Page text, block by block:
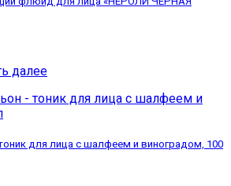
далее
для лица с шалфеем и виноградом, 100